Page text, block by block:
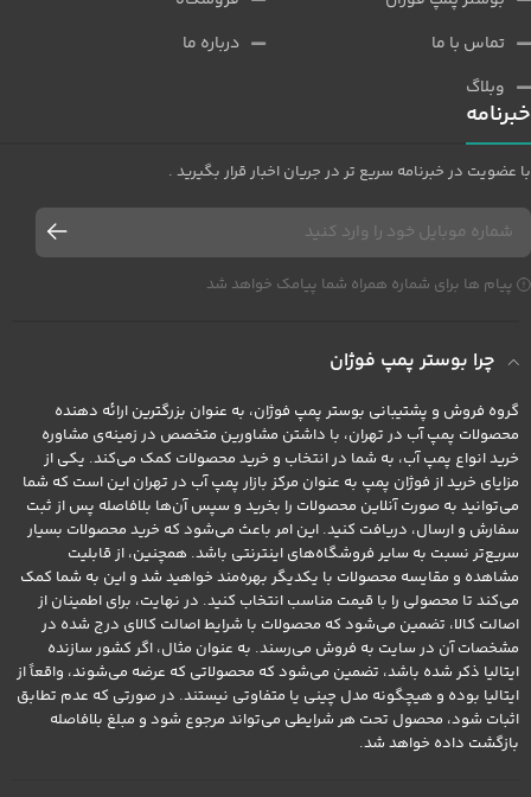
تماس با ما
وبلاگ
درباره ما
خبرنامه
با عضویت در خبرنامه سریع تر در جریان اخبار قرار بگیرید .
پیام ها برای شماره همراه شما پیامک خواهد شد
چرا بوستر پمپ فوژان
گروه فروش و پشتیبانی بوستر پمپ فوژان، به عنوان بزرگترین ارائه دهنده
محصولات پمپ آب در تهران، با داشتن مشاورین متخصص در زمینه‌ی مشاوره
خرید انواع پمپ آب، به شما در انتخاب و خرید محصولات کمک می‌کند. یکی از
مزایای خرید از فوژان پمپ به عنوان مرکز بازار پمپ آب در تهران این است که شما
می‌توانید به صورت آنلاین محصولات را بخرید و سپس آن‌ها بلافاصله پس از ثبت
سفارش و ارسال، دریافت کنید. این امر باعث می‌شود که خرید محصولات بسیار
سریع‌تر نسبت به سایر فروشگاه‌های اینترنتی باشد. همچنین، از قابلیت
مشاهده و مقایسه محصولات با یکدیگر بهره‌مند خواهید شد و این به شما کمک
می‌کند تا محصولی را با قیمت مناسب انتخاب کنید. در نهایت، برای اطمینان از
اصالت کالا، تضمین می‌شود که محصولات با شرایط اصالت کالای درج شده در
مشخصات آن در سایت به فروش می‌رسند. به عنوان مثال، اگر کشور سازنده
ایتالیا ذکر شده باشد، تضمین می‌شود که محصولاتی که عرضه می‌شوند، واقعاً از
ایتالیا بوده و هیچگونه مدل چینی یا متفاوتی نیستند. در صورتی که عدم تطابق
اثبات شود، محصول تحت هر شرایطی می‌تواند مرجوع شود و مبلغ بلافاصله
بازگشت داده خواهد شد.